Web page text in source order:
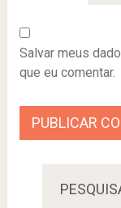
Salvar meus
que eu comentar.